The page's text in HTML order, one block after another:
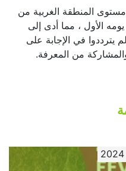
المنطقة الغربية من
الأول ، مما أدى إلى
يترددوا في الإجابة على
والمشاركة من المعرفة.